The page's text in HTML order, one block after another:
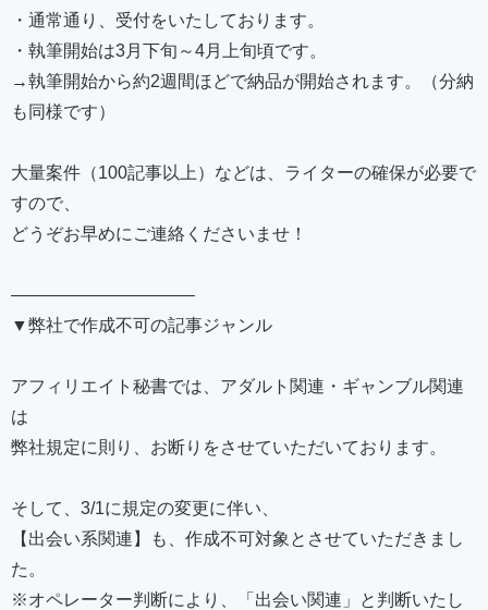
・通常通り、受付をいたしております。
・執筆開始は3月下旬～4月上旬頃です。
→執筆開始から約2週間ほどで納品が開始されます。（分納
も同様です）
大量案件（100記事以上）などは、ライターの確保が必要で
すので、
どうぞお早めにご連絡くださいませ！
——————————–
▼弊社で作成不可の記事ジャンル
アフィリエイト秘書では、アダルト関連・ギャンブル関連
は
弊社規定に則り、お断りをさせていただいております。
そして、3/1に規定の変更に伴い、
【出会い系関連】も、作成不可対象とさせていただきまし
た。
※オペレーター判断により、「出会い関連」と判断いたし